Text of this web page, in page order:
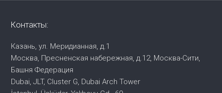
Контакты:
Казань, ул. Меридианная, д.1
Москва, Пресненская набережная, д.12, Москва-Сити,
Башня Федерация
Dubai, JLT, Cluster G, Dubai Arch Tower